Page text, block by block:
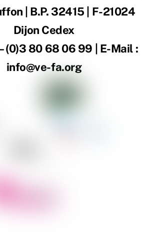
| B.P. 32415 | F-21024
Dijon Cedex
(0)3 80 68 06 99 | E-Mail :
info@ve-fa.org